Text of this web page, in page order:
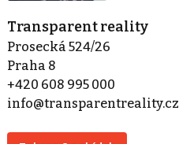
Transparent reality
Prosecká 524/26
Praha 8
+420 608 995 000
info@transparentreality.cz